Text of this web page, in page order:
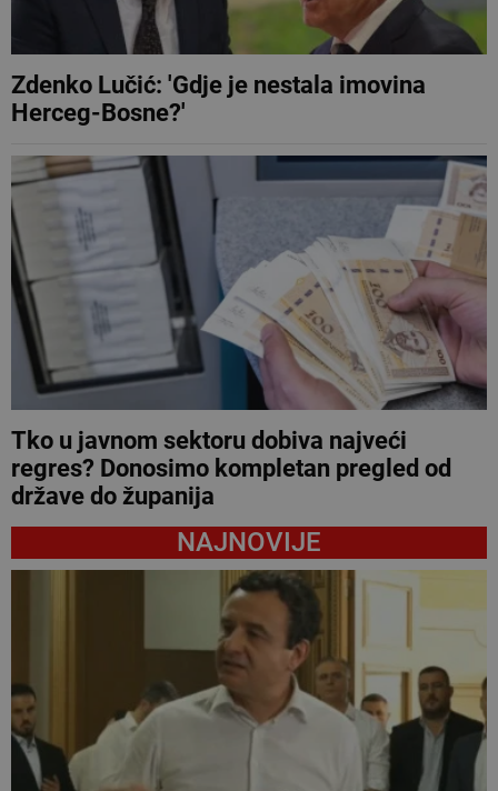
Zdenko Lučić: 'Gdje je nestala imovina
Herceg-Bosne?'
Tko u javnom sektoru dobiva najveći
regres? Donosimo kompletan pregled od
države do županija
NAJNOVIJE